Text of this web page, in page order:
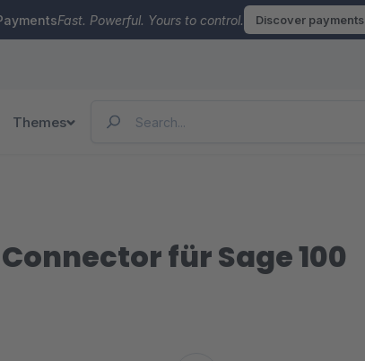
Fast. Powerful. Yours to control. Discover payments
Themes
für Sage 100